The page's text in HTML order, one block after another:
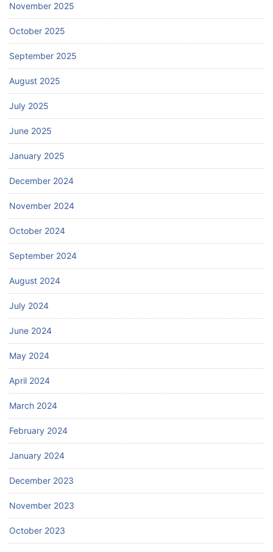
November 2025
October 2025
September 2025
August 2025
July 2025
June 2025
January 2025
December 2024
November 2024
October 2024
September 2024
August 2024
July 2024
June 2024
May 2024
April 2024
March 2024
February 2024
January 2024
December 2023
November 2023
October 2023